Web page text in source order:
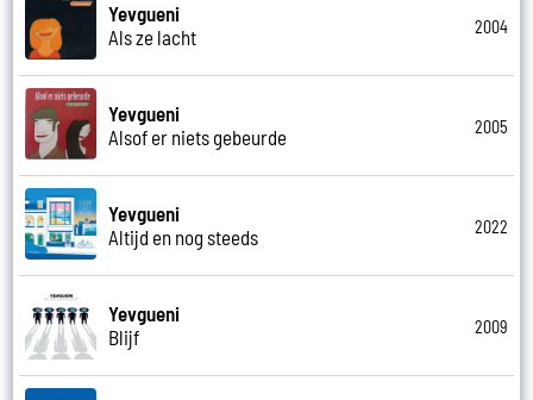
Yevgueni
Als ze lacht
2004
Yevgueni
Alsof er niets gebeurde
2005
Yevgueni
Altijd en nog steeds
2022
Yevgueni
Blijf
2009